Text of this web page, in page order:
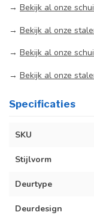
→ Bekijk al onze
→ Bekijk al onze
→ Bekijk al onze
→ Bekijk al onze
Specificaties
SKU
Stijlvorm
Deurtype
Deurdesign